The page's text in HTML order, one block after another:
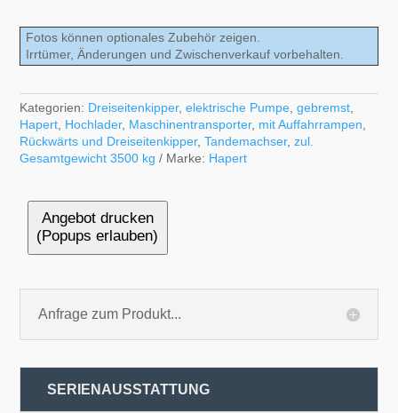
Fotos können optionales Zubehör zeigen.
Irrtümer, Änderungen und Zwischenverkauf vorbehalten.
Kategorien: Dreiseitenkipper,elektrische Pumpe ,gebremst
Hapert Hochlader, Maschinentransporter, mit Auffahrrampen
Rückwärts und Dreiseitenkipper,Tandemachser,zul.
Gesamtgewicht 3500 kg
Marke: Hapert
Angebot drucken
(Popups erlauben)
Anfrage zum Produkt...
SERIENAUSSTATTUNG